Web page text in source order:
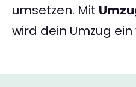
umsetzen. Mit
wird dein Umzug